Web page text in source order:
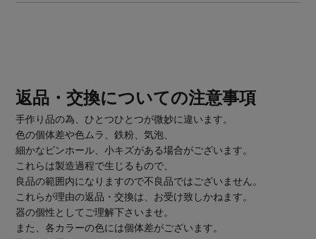
返品・交換についての注意事項
手作り品の為、ひとつひとつが微妙に違います。
色の個体差や色ムラ、鉄粉、気泡、
細かなピンホール、小キズがある場合がございます。
これらは製造過程で生じるもので、
良品の範囲内になりますので不良品ではございません。
これらが理由の返品・交換は、お受け致しかねます。
器の個性としてご理解下さいませ。
また、各カラーの色には個体差がございます。